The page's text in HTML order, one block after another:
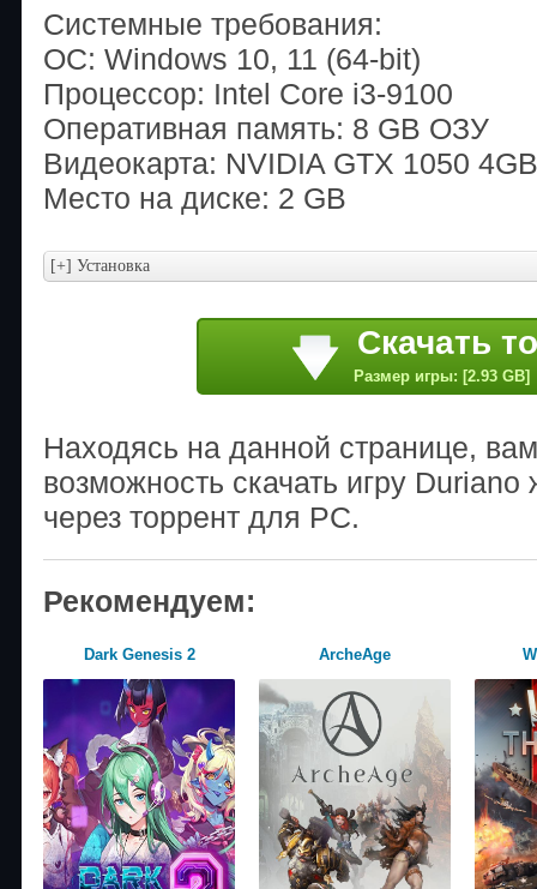
Системные требования:
ОС: Windows 10, 11 (64-bit)
Процессор: Intel Core i3-9100
Оперативная память: 8 GB ОЗУ
Видеокарта: NVIDIA GTX 1050 4GB
Место на диске: 2 GB
Скачать
Размер игры: [2.93 GB]
Находясь на данной странице,
возможность скачать игру
через торрент для PC.
Рекомендуем:
Dark Genesis 2 ArcheAge